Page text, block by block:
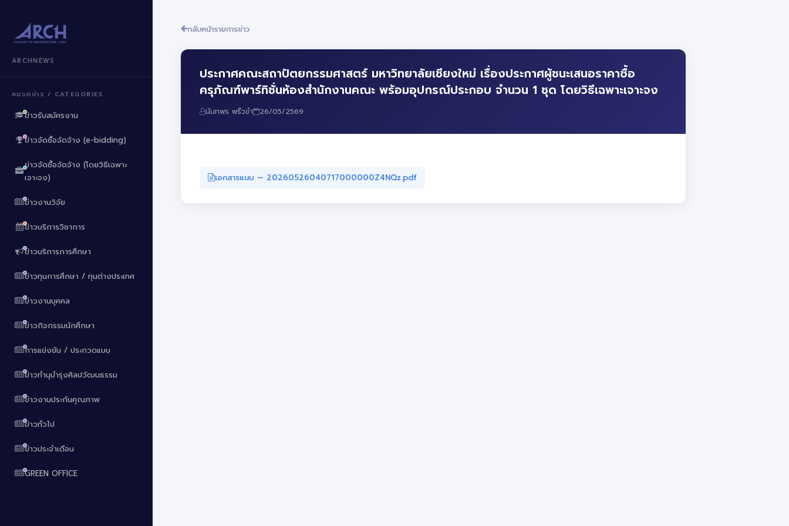
ARCHNEWS
หมวดข่าว / CATEGORIES
ข่าวรับสมัครงาน
ข่าวจัดซื้อจัดจ้าง (e-bidding)
ข่าวจัดซื้อจัดจ้าง (โดยวิธีเฉพาะ
เจาะจง)
ข่าวงานวิจัย
ข่าวบริการวิชาการ
ข่าวบริการการศึกษา
ข่าวทุนการศึกษา / ทุนต่างประเทศ
ข่าวงานบุคคล
ข่าวกิจกรรมนักศึกษา
การแข่งขัน / ประกวดแบบ
ข่าวทำนุบำรุงศิลปวัฒนธรรม
ข่าวงานประกันคุณภาพ
ข่าวทั่วไป
ข่าวประจำเดือน
GREEN OFFICE
กลับหน้ารายการข่าว
ประกาศคณะสถาปัตยกรรมศาสตร์ มหาวิทยาลัยเชียงใหม่ เรื่องประกาศผู้ชนะเสนอราคาซื้อ
ครุภัณฑ์พาร์ทิชั่นห้องสำนักงานคณะ พร้อมอุปกรณ์ประกอบ จำนวน 1 ชุด โดยวิธีเฉพาะเจาะจง
นันทพร พริ้วขำ 26/05/2569
เอกสารแนบ — 20260526040717000000Z4NQz.pdf